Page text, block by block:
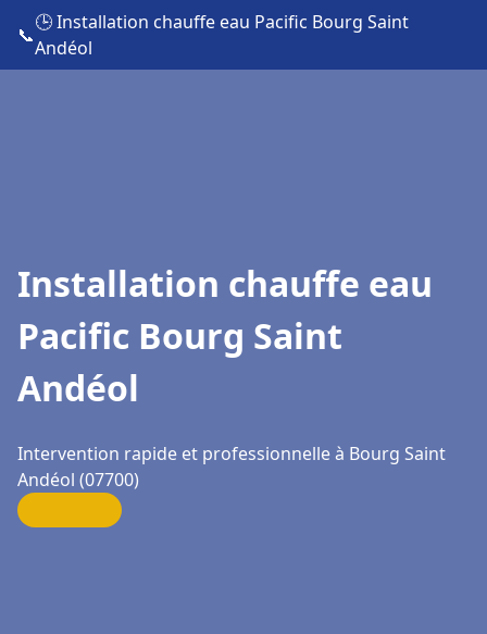
📞
🕒 Installation chauffe eau Pacific Bourg Saint
Andéol
Installation chauffe eau
Pacific Bourg Saint
Andéol
Intervention rapide et professionnelle à Bourg Saint
Andéol (07700)